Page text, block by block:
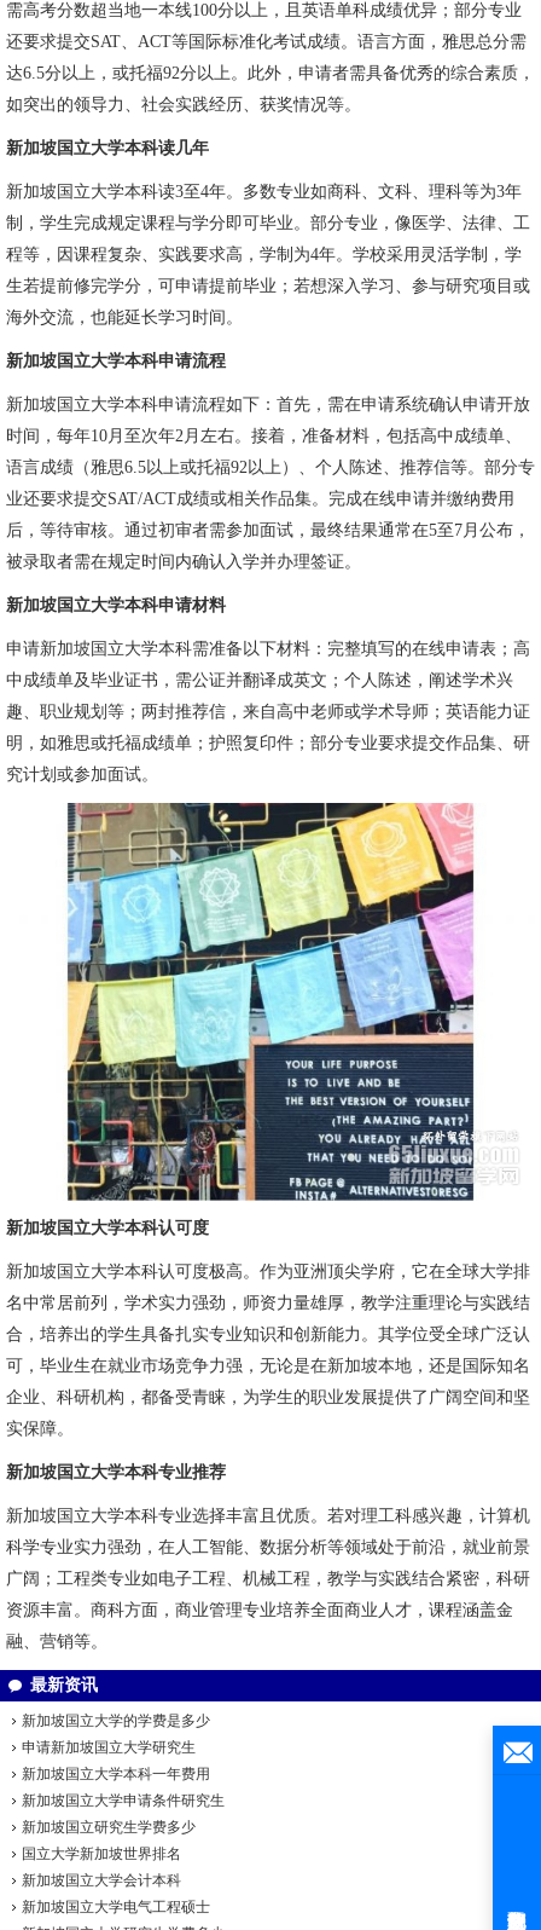
需高考分数超当地一本线100分以上，且英语单科成绩优异；部分专业
还要求提交SAT、ACT等国际标准化考试成绩。语言方面，雅思总分需
达6.5分以上，或托福92分以上。此外，申请者需具备优秀的综合素质，
如突出的领导力、社会实践经历、获奖情况等。
新加坡国立大学本科读几年
新加坡国立大学本科读3至4年。多数专业如商科、文科、理科等为3年
制，学生完成规定课程与学分即可毕业。部分专业，像医学、法律、工
程等，因课程复杂、实践要求高，学制为4年。学校采用灵活学制，学
生若提前修完学分，可申请提前毕业；若想深入学习、参与研究项目或
海外交流，也能延长学习时间。
新加坡国立大学本科申请流程
新加坡国立大学本科申请流程如下：首先，需在申请系统确认申请开放
时间，每年10月至次年2月左右。接着，准备材料，包括高中成绩单、
语言成绩（雅思6.5以上或托福92以上）、个人陈述、推荐信等。部分专
业还要求提交SAT/ACT成绩或相关作品集。完成在线申请并缴纳费用
后，等待审核。通过初审者需参加面试，最终结果通常在5至7月公布，
被录取者需在规定时间内确认入学并办理签证。
新加坡国立大学本科申请材料
申请新加坡国立大学本科需准备以下材料：完整填写的在线申请表；高
中成绩单及毕业证书，需公证并翻译成英文；个人陈述，阐述学术兴
趣、职业规划等；两封推荐信，来自高中老师或学术导师；英语能力证
明，如雅思或托福成绩单；护照复印件；部分专业要求提交作品集、研
究计划或参加面试。
新加坡国立大学本科认可度
新加坡国立大学本科认可度极高。作为亚洲顶尖学府，它在全球大学排
名中常居前列，学术实力强劲，师资力量雄厚，教学注重理论与实践结
合，培养出的学生具备扎实专业知识和创新能力。其学位受全球广泛认
可，毕业生在就业市场竞争力强，无论是在新加坡本地，还是国际知名
企业、科研机构，都备受青睐，为学生的职业发展提供了广阔空间和坚
实保障。
新加坡国立大学本科专业推荐
新加坡国立大学本科专业选择丰富且优质。若对理工科感兴趣，计算机
科学专业实力强劲，在人工智能、数据分析等领域处于前沿，就业前景
广阔；工程类专业如电子工程、机械工程，教学与实践结合紧密，科研
资源丰富。商科方面，商业管理专业培养全面商业人才，课程涵盖金
融、营销等。
最新资讯
新加坡国立大学的学费是多少
申请新加坡国立大学研究生
新加坡国立大学本科一年费用
新加坡国立大学申请条件研究生
新加坡国立研究生学费多少
国立大学新加坡世界排名
新加坡国立大学会计本科
新加坡国立大学电气工程硕士